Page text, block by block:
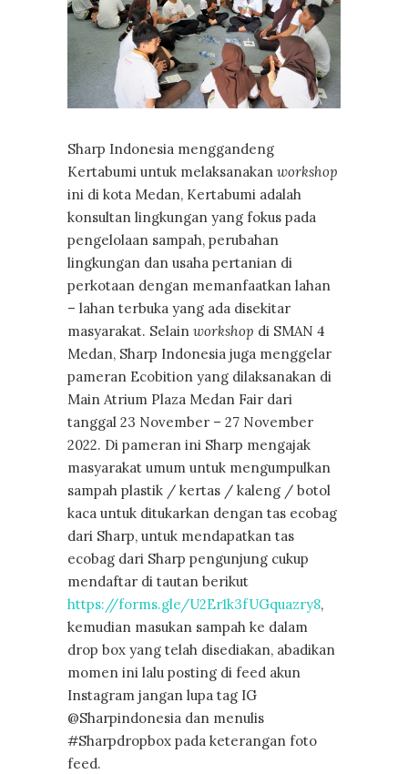
Sharp Indonesia menggandeng
Kertabumi untuk melaksanakan workshop
ini di kota Medan, Kertabumi adalah
konsultan lingkungan yang fokus pada
pengelolaan sampah, perubahan
lingkungan dan usaha pertanian di
perkotaan dengan memanfaatkan lahan
– lahan terbuka yang ada disekitar
masyarakat. Selain workshop di SMAN 4
Medan, Sharp Indonesia juga menggelar
pameran Ecobition yang dilaksanakan di
Main Atrium Plaza Medan Fair dari
tanggal 23 November – 27 November
2022. Di pameran ini Sharp mengajak
masyarakat umum untuk mengumpulkan
sampah plastik / kertas / kaleng / botol
kaca untuk ditukarkan dengan tas ecobag
dari Sharp, untuk mendapatkan tas
ecobag dari Sharp pengunjung cukup
mendaftar di tautan berikut
https://forms.gle/U2Er1k3fUGquazry8,
kemudian masukan sampah ke dalam
drop box yang telah disediakan, abadikan
momen ini lalu posting di feed akun
Instagram jangan lupa tag IG
@Sharpindonesia dan menulis
#Sharpdropbox pada keterangan foto
feed.